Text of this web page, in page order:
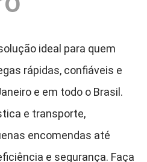
ideal para quem
rápidas, confiáveis e
e em todo o Brasil.
e transporte,
encomendas até
e segurança. Faça